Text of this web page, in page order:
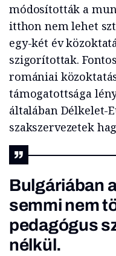
módosították a
itthon nem lehet
egy-két év
szigorítottak.
romániai
támogatottsága
általában Délkelet-
szakszervezetek
Bulgáriában
semmi nem
pedagógus
nélkül.